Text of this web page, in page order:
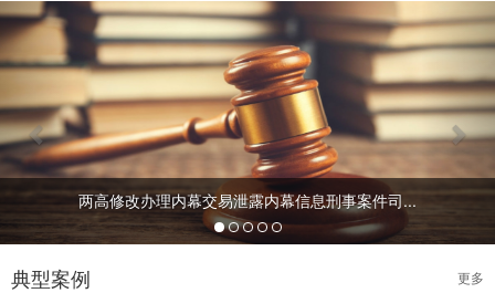
两高修改办理内幕交易泄露内幕信息刑事案件司...
Previous
更多
典型案例